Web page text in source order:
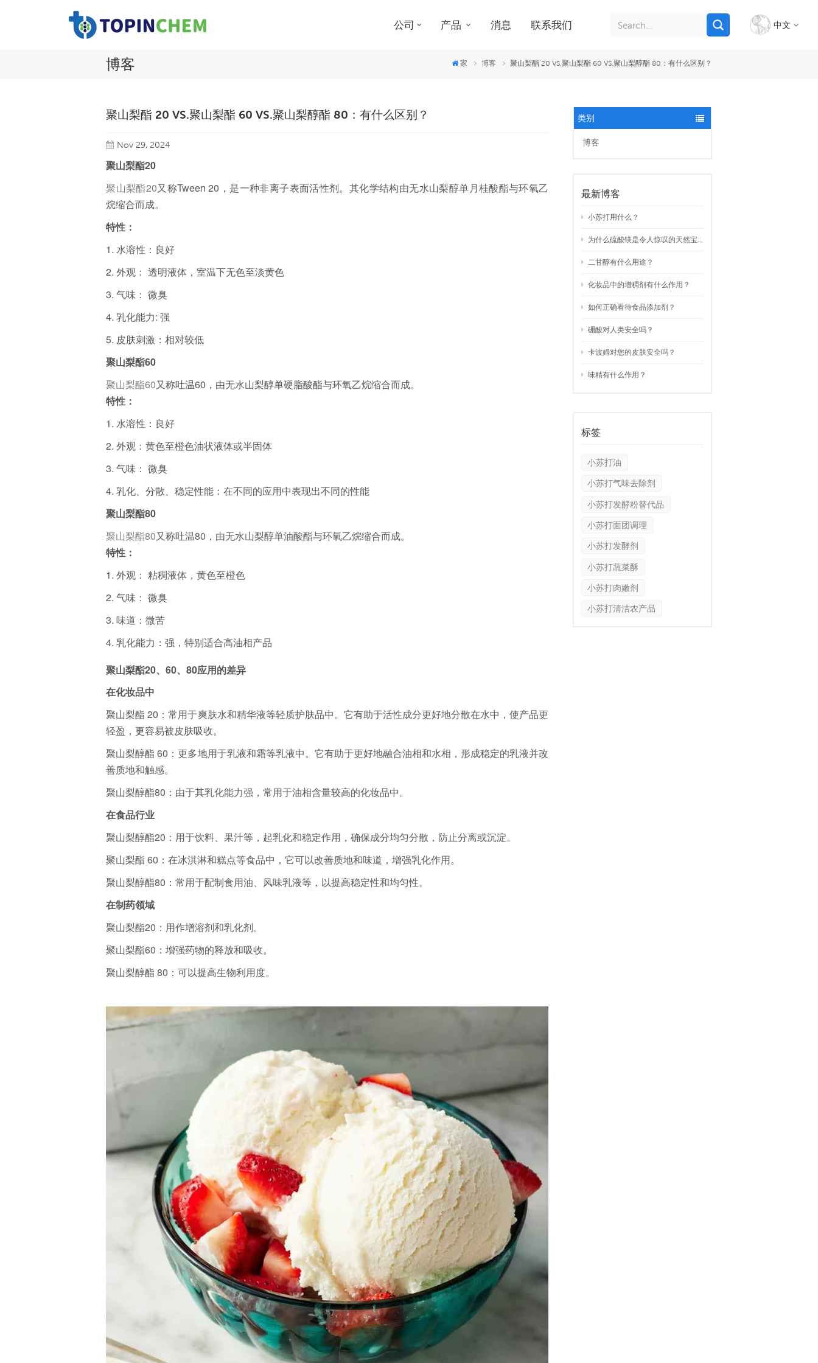
公司 产品 消息 联系我们 中文
博客 家 博客 聚山梨酯 20 VS.聚山梨酯 60 VS.聚山梨醇酯 80：有什么区别？
类别
博客
最新博客
小苏打用什么？
为什么硫酸镁是令人惊叹的天然宝藏？
二甘醇有什么用途？
化妆品中的增稠剂有什么作用？
如何正确看待食品添加剂？
硼酸对人类安全吗？
卡波姆对您的皮肤安全吗？
味精有什么作用？
标签
小苏打油
小苏打气味去除剂
小苏打发酵粉替代品
小苏打面团调理
小苏打发酵剂
小苏打蔬菜酥
小苏打肉嫩剂
小苏打清洁农产品
聚山梨酯 20 VS.聚山梨酯 60 VS.聚山梨醇酯 80：有什么区别？
Nov 29, 2024
聚山梨酯20
聚山梨酯20又称Tween 20，是一种非离子表面活性剂。其化学结构由无水山梨醇单月桂酸酯与环氧乙
烷缩合而成。
特性：
1.水溶性：良好
2.外观： 透明液体，室温下无色至淡黄色
3.气味： 微臭
4.乳化能力: 强
5. 皮肤刺激：相对较低
聚山梨酯60
聚山梨酯60又称吐温60，由无水山梨醇单硬脂酸酯与环氧乙烷缩合而成。
特性：
1.水溶性：良好
2.外观：黄色至橙色油状液体或半固体
3.气味： 微臭
4.乳化、分散、稳定性能：在不同的应用中表现出不同的性能
聚山梨酯80
聚山梨酯80又称吐温80，由无水山梨醇单油酸酯与环氧乙烷缩合而成。
特性：
1.外观： 粘稠液体，黄色至橙色
2.气味： 微臭
3.味道：微苦
4.乳化能力：强，特别适合高油相产品
聚山梨酯20、60、80应用的差异
在化妆品中
聚山梨酯 20：常用于爽肤水和精华液等轻质护肤品中。它有助于活性成分更好地分散在水中，使产品更
轻盈，更容易被皮肤吸收。
聚山梨醇酯 60：更多地用于乳液和霜等乳液中。它有助于更好地融合油相和水相，形成稳定的乳液并改
善质地和触感。
聚山梨醇酯80：由于其乳化能力强，常用于油相含量较高的化妆品中。
在食品行业
聚山梨醇酯20：用于饮料、果汁等，起乳化和稳定作用，确保成分均匀分散，防止分离或沉淀。
聚山梨酯 60：在冰淇淋和糕点等食品中，它可以改善质地和味道，增强乳化作用。
聚山梨醇酯80：常用于配制食用油、风味乳液等，以提高稳定性和均匀性。
在制药领域
聚山梨酯20：用作增溶剂和乳化剂。
聚山梨酯60：增强药物的释放和吸收。
聚山梨醇酯 80：可以提高生物利用度。